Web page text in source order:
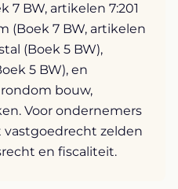
BW, artikelen 7:201
(Boek 7 BW, artikelen
(Boek 5 BW),
5 BW), en
bouw,
Voor ondernemers
vastgoedrecht zelden
en fiscaliteit.